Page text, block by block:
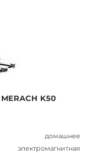
K50
домашнее
электромагнитная